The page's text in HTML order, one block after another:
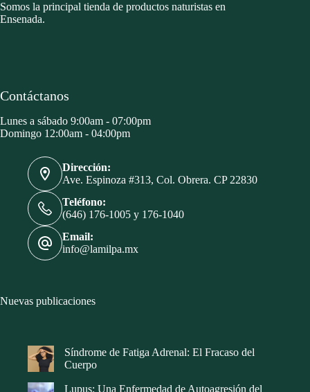
Somos la principal tienda de productos naturistas en
Ensenada.
Contáctanos
Lunes a sábado 9:00am - 07:00pm
Domingo 12:00am - 04:00pm
Dirección:
Ave. Espinoza #313, Col. Obrera. CP 22830
Teléfono:
(646) 176-1005 y 176-1040
Email:
info@lamilpa.mx
Nuevas publicaciones
Síndrome de Fatiga Adrenal: El Fracaso del
Cuerpo
Lupus: Una Enfermedad de Autoagresión del